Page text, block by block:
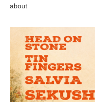
about